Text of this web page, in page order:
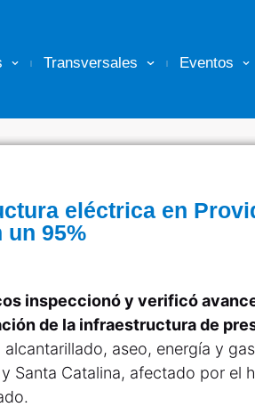
Transversales Eventos
eléctrica en
un 95%
inspeccionó y verificó
de la infraestructura de
aseo, energía y
Santa Catalina, afectado por el